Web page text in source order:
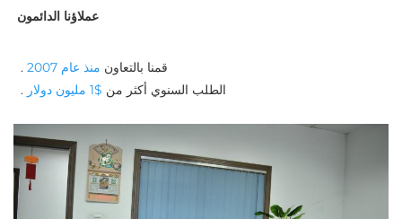
عملاؤنا الدائمون
قمنا بالتعاون منذ عام 2007
.
الطلب السنوي أكثر من $1 مليون دولار .